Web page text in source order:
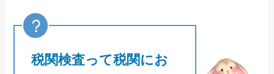
税関検査って税関にお